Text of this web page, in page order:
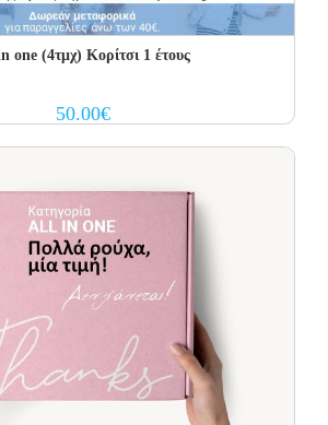
one (4τμχ) Κορίτσι 1 έτους
50.00€